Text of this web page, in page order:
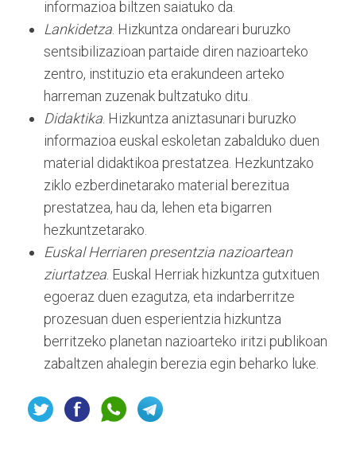
informazioa biltzen saiatuko da.
Lankidetza . Hizkuntza ondareari buruzko
sentsibilizazioan partaide diren nazioarteko
zentro, instituzio eta erakundeen arteko
harreman zuzenak bultzatuko ditu.
Didaktika . Hizkuntza aniztasunari buruzko
informazioa euskal eskoletan zabalduko duen
material didaktikoa prestatzea. Hezkuntzako
ziklo ezberdinetarako material berezitua
prestatzea, hau da, lehen eta bigarren
hezkuntzetarako.
Euskal Herriaren presentzia nazioartean
ziurtatzea . Euskal Herriak hizkuntza gutxituen
egoeraz duen ezagutza, eta indarberritze
prozesuan duen esperientzia hizkuntza
berritzeko planetan nazioarteko iritzi publikoan
zabaltzen ahalegin berezia egin beharko luke.